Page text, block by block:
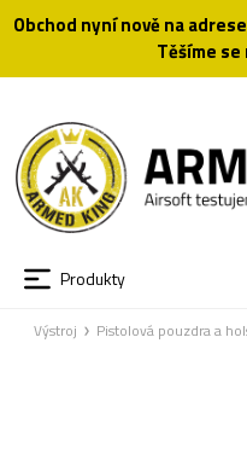
Obchod nyní nově na adrese
Těšíme se
Produkty
Výstroj Pistolová pouzdra a